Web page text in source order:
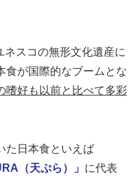
スコの無形文化遺産に
食が国際的なブームとな
嗜好も以前と比べて多彩
た日本食といえば
（天ぷら）」 に代表